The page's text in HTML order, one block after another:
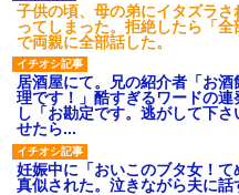
子供の頃、母の弟にイタズラ
ってしまった。拒絶したら「
で両親に全部話した。
居酒屋にて。兄の紹介者「お
理です！」酷すぎるワードの
し「お勘定です。逃がして下
せたら...
妊娠中に「おいこのブタ女！
真似された。泣きながら夫に